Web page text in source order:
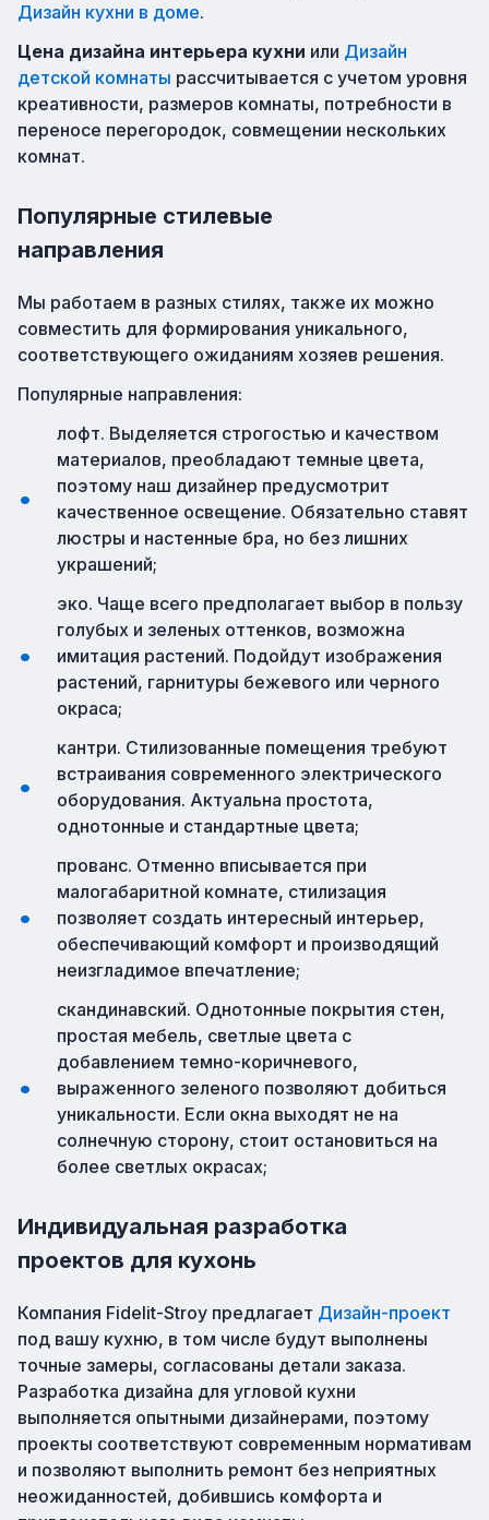
Дизайн кухни в доме.
Цена дизайна интерьера кухни или Дизайн
детской комнаты рассчитывается с учетом уровня
креативности, размеров комнаты, потребности в
переносе перегородок, совмещении нескольких
комнат.
Популярные стилевые
направления
Мы работаем в разных стилях, также их можно
совместить для формирования уникального,
соответствующего ожиданиям хозяев решения.
Популярные направления:
лофт. Выделяется строгостью и качеством
материалов, преобладают темные цвета,
поэтому наш дизайнер предусмотрит
качественное освещение. Обязательно ставят
люстры и настенные бра, но без лишних
украшений;
эко. Чаще всего предполагает выбор в пользу
голубых и зеленых оттенков, возможна
имитация растений. Подойдут изображения
растений, гарнитуры бежевого или черного
окраса;
кантри. Стилизованные помещения требуют
встраивания современного электрического
оборудования. Актуальна простота,
однотонные и стандартные цвета;
прованс. Отменно вписывается при
малогабаритной комнате, стилизация
позволяет создать интересный интерьер,
обеспечивающий комфорт и производящий
неизгладимое впечатление;
скандинавский. Однотонные покрытия стен,
простая мебель, светлые цвета с
добавлением темно-коричневого,
выраженного зеленого позволяют добиться
уникальности. Если окна выходят не на
солнечную сторону, стоит остановиться на
более светлых окрасах;
Индивидуальная разработка
проектов для кухонь
Компания Fidelit-Stroy предлагает Дизайн-проект
под вашу кухню, в том числе будут выполнены
точные замеры, согласованы детали заказа.
Разработка дизайна для угловой кухни
выполняется опытными дизайнерами, поэтому
проекты соответствуют современным нормативам
и позволяют выполнить ремонт без неприятных
неожиданностей, добившись комфорта и